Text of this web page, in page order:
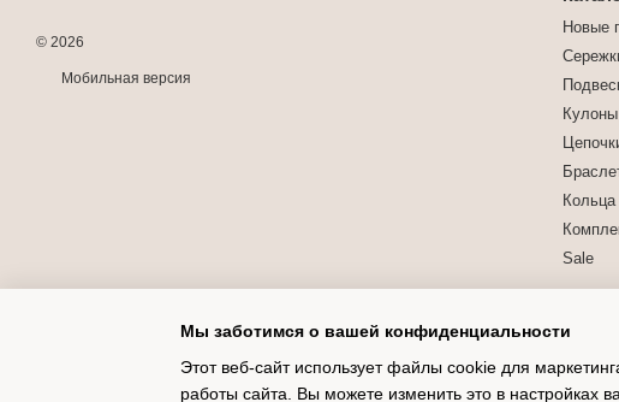
© 2026
Мобильная версия
Новые
Sale
Мы заботимся о вашей конфиденциальности
Этот веб-сайт использует файлы cookie для
работы сайта. Вы можете изменить это в настройках